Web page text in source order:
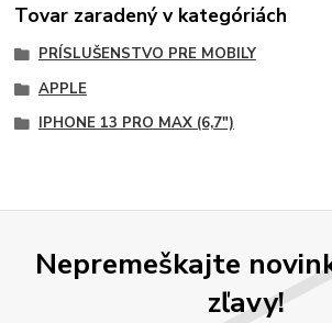
Tovar zaradený v kategóriách
PRÍSLUŠENSTVO PRE MOBILY
APPLE
IPHONE 13 PRO MAX (6,7")
Nepremeškajte
zľavy!